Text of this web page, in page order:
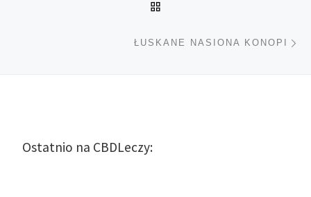
ŁUSKANE NASIONA KONOPI
Ostatnio na CBDLeczy: